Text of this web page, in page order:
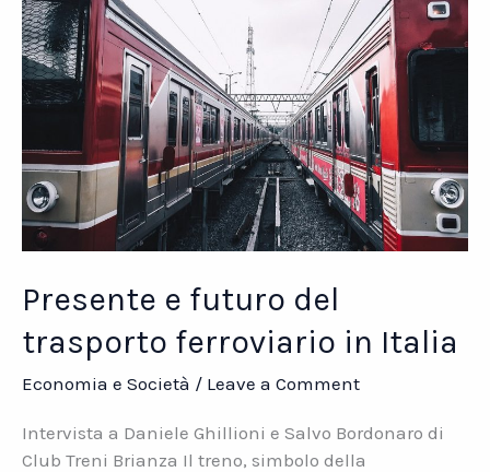
è
importante?
Presente e futuro del
trasporto ferroviario in Italia
Economia e Società / Leave a Comment
Intervista a Daniele Ghillioni e Salvo Bordonaro di
Club Treni Brianza Il treno, simbolo della